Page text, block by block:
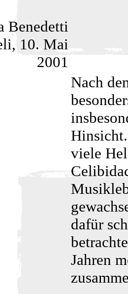
Benedetti
10. Mai
2001
Nach
viele
dafür
Jahren